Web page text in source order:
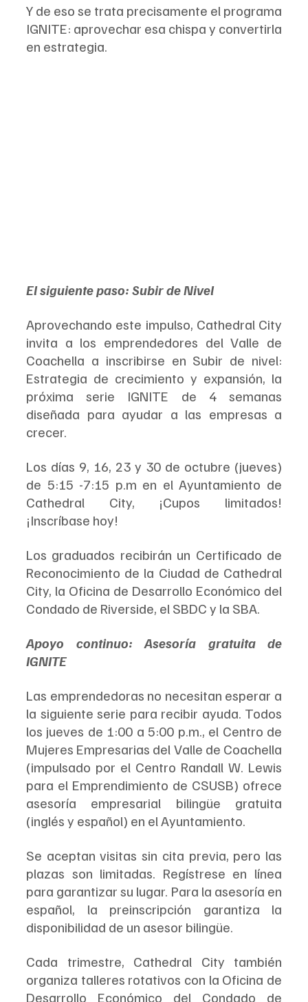
Y de eso se trata precisamente el programa
IGNITE: aprovechar esa chispa y convertirla
en estrategia.
El siguiente paso: Subir de Nivel
Aprovechando este impulso, Cathedral City
invita a los emprendedores del Valle de
Coachella a inscribirse en Subir de nivel:
Estrategia de crecimiento y expansión, la
próxima serie IGNITE de 4 semanas
diseñada para ayudar a las empresas a
crecer.
Los días 9, 16, 23 y 30 de octubre (jueves)
de 5:15 -7:15 p.m en el Ayuntamiento de
Cathedral City, ¡Cupos limitados!
¡Inscríbase hoy!
Los graduados recibirán un Certificado de
Reconocimiento de la Ciudad de Cathedral
City, la Oficina de Desarrollo Económico del
Condado de Riverside, el SBDC y la SBA.
Apoyo continuo: Asesoría gratuita de
IGNITE
Las emprendedoras no necesitan esperar a
la siguiente serie para recibir ayuda. Todos
los jueves de 1:00 a 5:00 p.m., el Centro de
Mujeres Empresarias del Valle de Coachella
(impulsado por el Centro Randall W. Lewis
para el Emprendimiento de CSUSB) ofrece
asesoría empresarial bilingüe gratuita
(inglés y español) en el Ayuntamiento.
Se aceptan visitas sin cita previa, pero las
plazas son limitadas. Regístrese en línea
para garantizar su lugar. Para la asesoría en
español, la preinscripción garantiza la
disponibilidad de un asesor bilingüe.
Cada trimestre, Cathedral City también
organiza talleres rotativos con la Oficina de
Desarrollo Económico del Condado de